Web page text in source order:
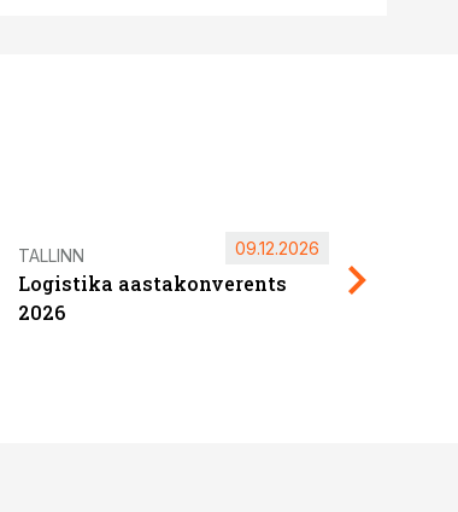
TALLINN
Logistika aastakonverents
2026
09.12.2026